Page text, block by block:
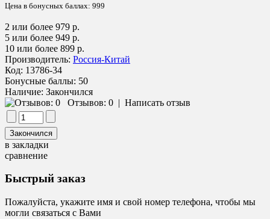
Цена в бонусных баллах: 999
2 или более 979 р.
5 или более 949 р.
10 или более 899 р.
Производитель: Россия-Китай
Код: 13786-34
Бонусные баллы: 50
Наличие: Закончился
Отзывов: 0 | Написать отзыв
в закладки
сравнение
Быстрый заказ
Пожалуйста, укажите имя и свой номер телефона, чтобы мы
могли связаться с Вами